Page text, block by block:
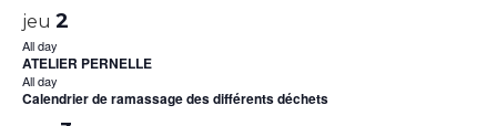
jeu 2
All day
ATELIER PERNELLE
All day
Calendrier de ramassage des différents déchets